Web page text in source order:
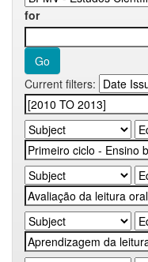
for
Current filters: